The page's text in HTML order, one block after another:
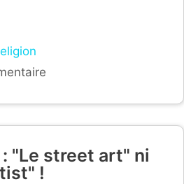
"Le street art" ni
!